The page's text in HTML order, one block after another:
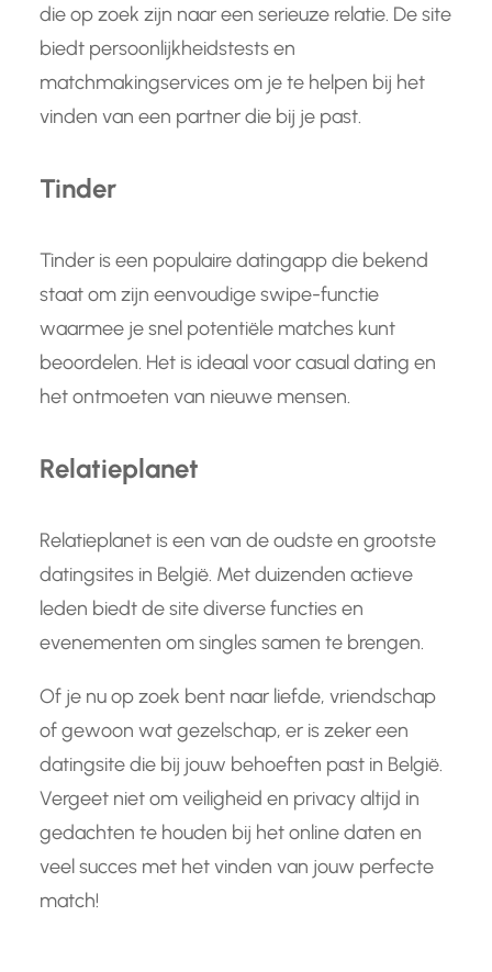
die op zoek zijn naar een serieuze relatie. De site
biedt persoonlijkheidstests en
matchmakingservices om je te helpen bij het
vinden van een partner die bij je past.
Tinder
Tinder is een populaire datingapp die bekend
staat om zijn eenvoudige swipe-functie
waarmee je snel potentiële matches kunt
beoordelen. Het is ideaal voor casual dating en
het ontmoeten van nieuwe mensen.
Relatieplanet
Relatieplanet is een van de oudste en grootste
datingsites in België. Met duizenden actieve
leden biedt de site diverse functies en
evenementen om singles samen te brengen.
Of je nu op zoek bent naar liefde, vriendschap
of gewoon wat gezelschap, er is zeker een
datingsite die bij jouw behoeften past in België.
Vergeet niet om veiligheid en privacy altijd in
gedachten te houden bij het online daten en
veel succes met het vinden van jouw perfecte
match!